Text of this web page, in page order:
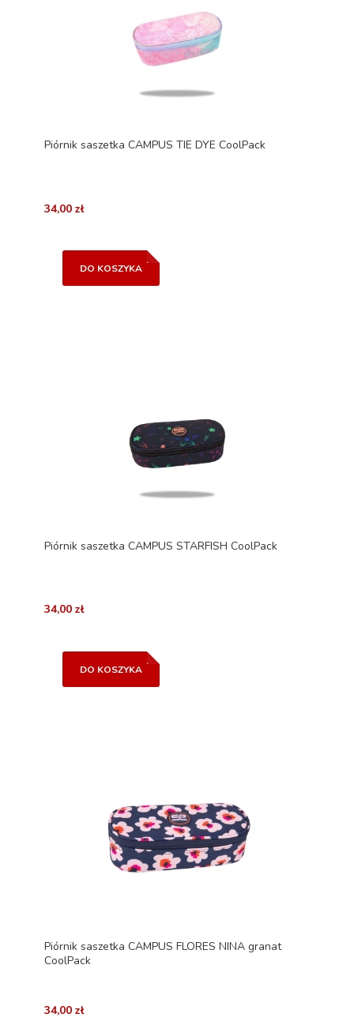
Piórnik saszetka CAMPUS TIE DYE CoolPack
34,00 zł
DO KOSZYKA
Piórnik saszetka CAMPUS STARFISH CoolPack
34,00 zł
DO KOSZYKA
Piórnik saszetka CAMPUS FLORES NINA granat
CoolPack
34,00 zł